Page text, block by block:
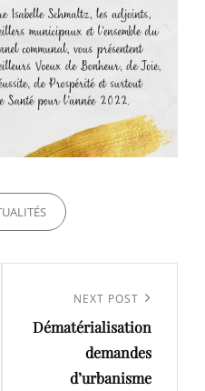
Post
NEXT POST
Dématérialisation
demandes
d’urbanisme